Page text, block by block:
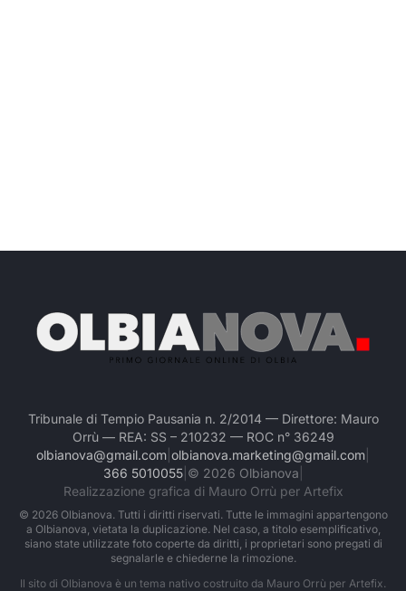
Tribunale di Tempio Pausania n. 2/2014 — Direttore: Mauro
Orrù — REA: SS – 210232 — ROC n° 36249
olbianova@gmail.com olbianova.marketing@gmail.com
366 5010055| © 2026 Olbianova
Realizzazione grafica di Mauro Orrù per Artefix
© 2026Olbianova. Tutti i diritti riservati. Tutte le immagini appartengono
a Olbianova, vietata la duplicazione. Nel caso, a titolo esemplificativo,
siano state utilizzate foto coperte da diritti, i proprietari sono pregati di
segnalarle e chiederne la rimozione.
Il sito di Olbianova è un tema nativo costruito da Mauro Orrù per Artefix.